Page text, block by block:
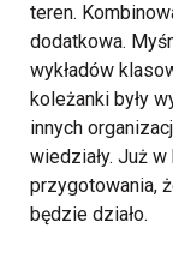
teren.
dodatkowa.
wykładów
koleżanki były
innych
wiedziały. Już
przygotowania,
będzie działo.